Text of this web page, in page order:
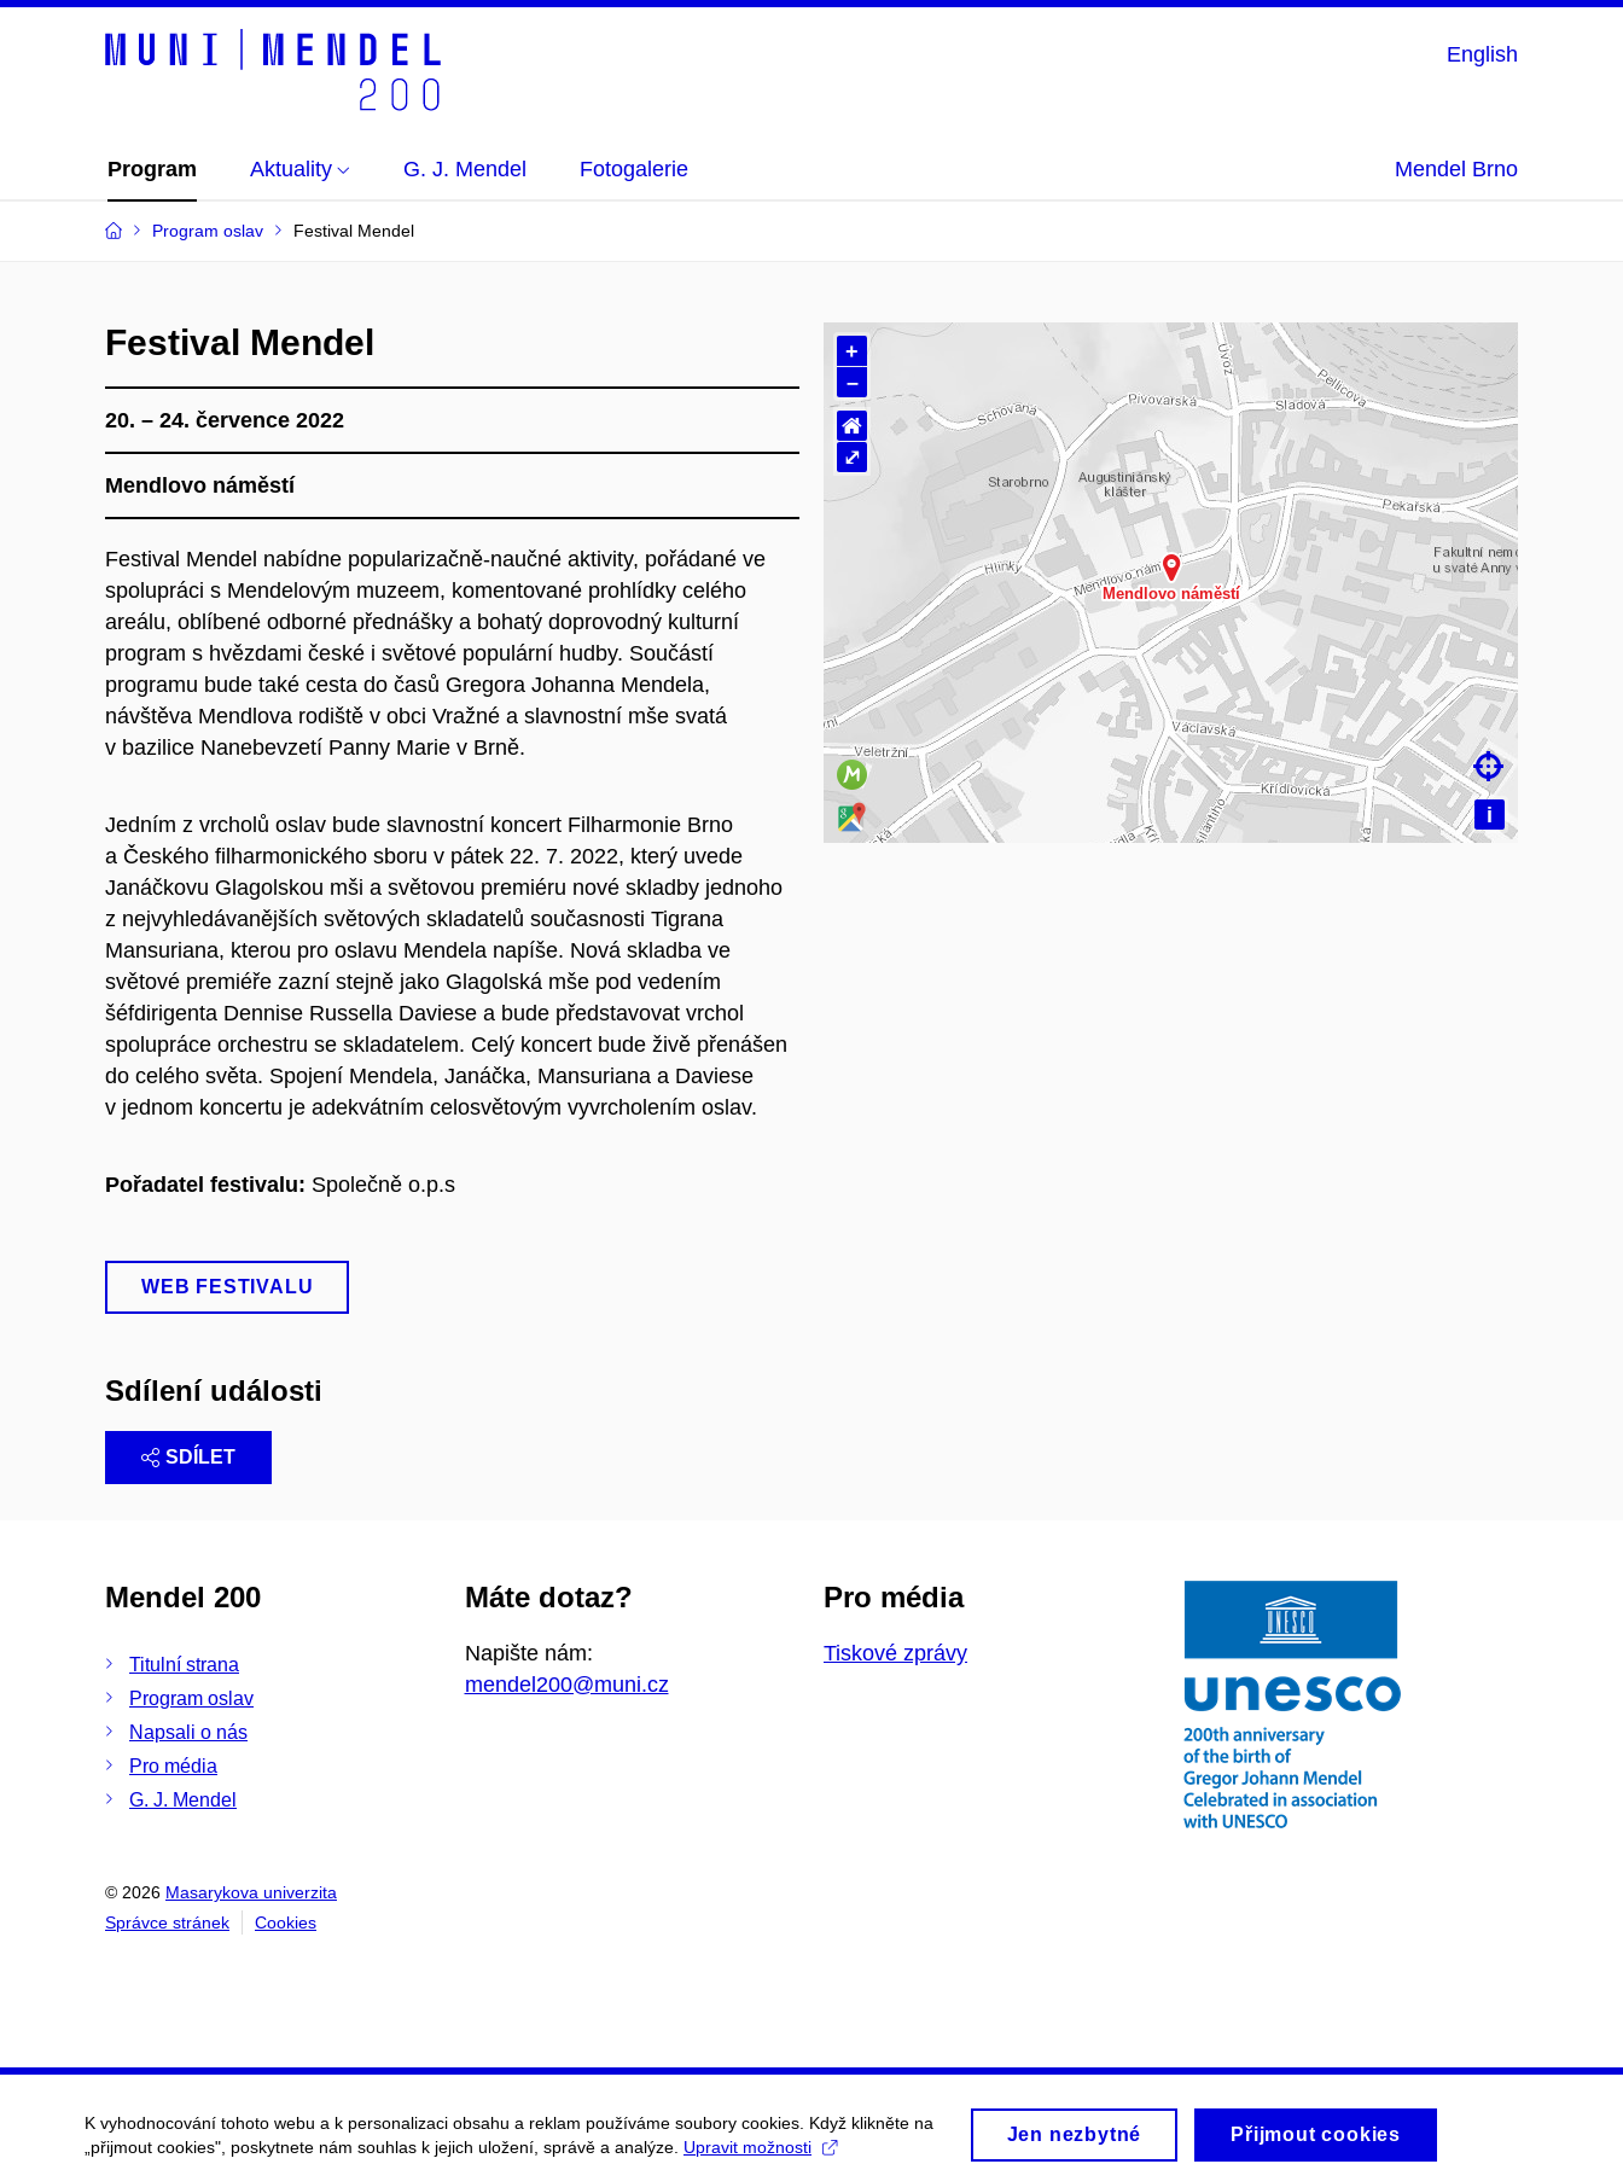
English
Program Aktuality G. J. Mendel Fotogalerie Mendel Brno
Program oslav Festival Mendel
Festival Mendel
20. – 24. července 2022
Mendlovo náměstí
Festival Mendel nabídne popularizačně-naučné aktivity, pořádané ve
spolupráci s Mendelovým muzeem, komentované prohlídky celého
areálu, oblíbené odborné přednášky a bohatý doprovodný kulturní
program s hvězdami české i světové populární hudby. Součástí
programu bude také cesta do časů Gregora Johanna Mendela,
návštěva Mendlova rodiště v obci Vražné a slavnostní mše svatá
v bazilice Nanebevzetí Panny Marie v Brně.
Jedním z vrcholů oslav bude slavnostní koncert Filharmonie Brno
a Českého filharmonického sboru v pátek 22. 7. 2022, který uvede
Janáčkovu Glagolskou mši a světovou premiéru nové skladby jednoho
z nejvyhledávanějších světových skladatelů současnosti Tigrana
Mansuriana, kterou pro oslavu Mendela napíše. Nová skladba ve
světové premiéře zazní stejně jako Glagolská mše pod vedením
šéfdirigenta Dennise Russella Daviese a bude představovat vrchol
spolupráce orchestru se skladatelem. Celý koncert bude živě přenášen
do celého světa. Spojení Mendela, Janáčka, Mansuriana a Daviese
v jednom koncertu je adekvátním celosvětovým vyvrcholením oslav.
Pořadatel festivalu: Společně o.p.s
WEB FESTIVALU
Načítám mapu…
+
–
i

⌂
⤢
Sdílení události
SDÍLET
Mendel 200
Titulní strana
Program oslav
Napsali o nás
Pro média
G. J. Mendel
Máte dotaz?
Napište nám:
mendel200@muni.cz
Pro média
Tiskové zprávy
© 2026 Masarykova univerzita
Správce stránek
Cookies
K vyhodnocování tohoto webu a k personalizaci obsahu a reklam používáme soubory cookies. Když klikněte na
„přijmout cookies", poskytnete nám souhlas k jejich uložení, správě a analýze. Upravit možnosti
Jen nezbytné Přijmout cookies